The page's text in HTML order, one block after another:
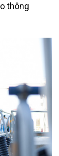
thông